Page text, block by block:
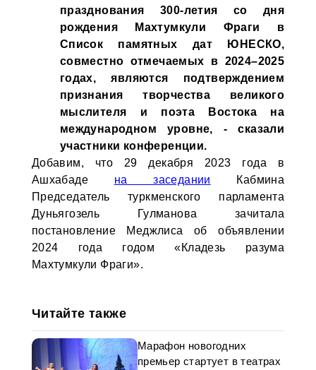
празднования 300-летия со дня
рождения Махтумкули Фраги в
Список памятных дат ЮНЕСКО,
совместно отмечаемых в 2024–2025
годах, являются подтверждением
признания творчества великого
мыслителя и поэта Востока на
международном уровне, - сказали
участники конференции.
Добавим, что 29 декабря 2023 года в
Ашхабаде на заседании
Кабмина
Председатель туркменского парламента
Дуньягозель Гулманова зачитала
постановление Меджлиса об объявлении
2024 года годом «Кладезь разума
Махтумкули Фраги».
Читайте также
Марафон новогодних
премьер стартует в театрах